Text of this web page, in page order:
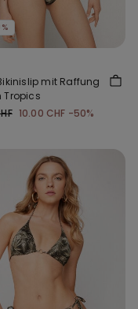
mit Raffung
Tropics
10.00 CHF -50%